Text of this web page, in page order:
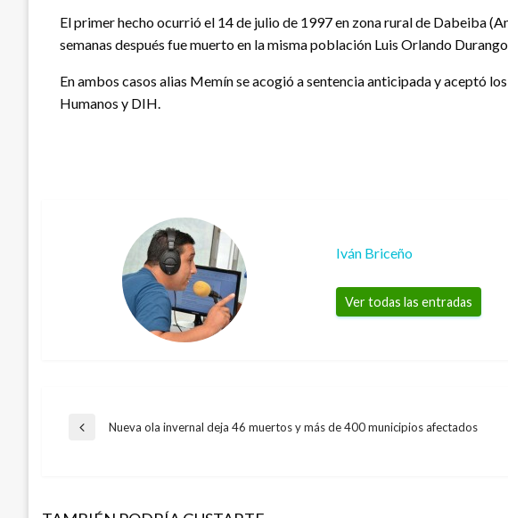
El primer hecho ocurrió el 14 de julio de 1997 en zona rural de Dabeiba
semanas después fue muerto en la misma población Luis Orlando
En ambos casos alias Memín se acogió a sentencia anticipada y aceptó
Humanos y DIH.
Iván Briceño
Ver todas las entradas
Navegación
Entrada
Nueva ola invernal deja 46 muertos y más de 400 municipios afectados